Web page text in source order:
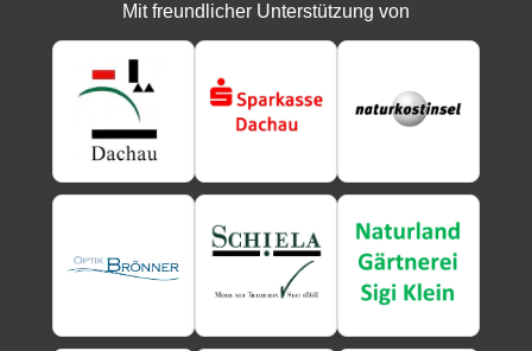
Mit freundlicher Unterstützung von